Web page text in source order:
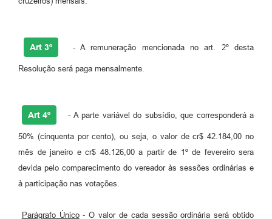
Legislação para Concurso
Sic
Lei Aldir Blanc
PNAB - CICLO 2
Prestação de Contas Secretária de Saúde
Art 3º - A remuneração mencionada no art. 2º desta
Resolução será paga mensalmente.
Art 4º - A parte variável do subsídio, que corresponderá a
50% (cinquenta por cento), ou seja, o valor de cr$ 42.184,00 no
mês de janeiro e cr$ 48.126,00 a partir de 1º de fevereiro sera
devida pelo comparecimento do vereador às sessões ordinárias e
à participação nas votações.
Parágrafo Único- O valor de cada sessão ordinária será obtido